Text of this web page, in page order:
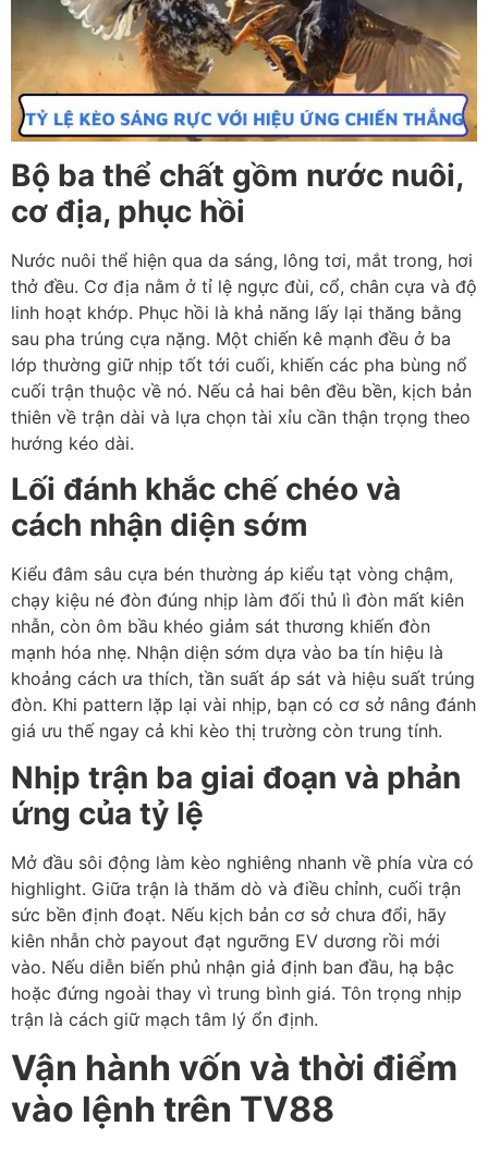
Bộ ba thể chất gồm nước nuôi,
cơ địa, phục hồi
Nước nuôi thể hiện qua da sáng, lông tơi, mắt trong, hơi
thở đều. Cơ địa nằm ở tỉ lệ ngực đùi, cổ, chân cựa và độ
linh hoạt khớp. Phục hồi là khả năng lấy lại thăng bằng
sau pha trúng cựa nặng. Một chiến kê mạnh đều ở ba
lớp thường giữ nhịp tốt tới cuối, khiến các pha bùng nổ
cuối trận thuộc về nó. Nếu cả hai bên đều bền, kịch bản
thiên về trận dài và lựa chọn tài xỉu cần thận trọng theo
hướng kéo dài.
Lối đánh khắc chế chéo và
cách nhận diện sớm
Kiểu đâm sâu cựa bén thường áp kiểu tạt vòng chậm,
chạy kiệu né đòn đúng nhịp làm đối thủ lì đòn mất kiên
nhẫn, còn ôm bầu khéo giảm sát thương khiến đòn
mạnh hóa nhẹ. Nhận diện sớm dựa vào ba tín hiệu là
khoảng cách ưa thích, tần suất áp sát và hiệu suất trúng
đòn. Khi pattern lặp lại vài nhịp, bạn có cơ sở nâng đánh
giá ưu thế ngay cả khi kèo thị trường còn trung tính.
Nhịp trận ba giai đoạn và phản
ứng của tỷ lệ
Mở đầu sôi động làm kèo nghiêng nhanh về phía vừa có
highlight. Giữa trận là thăm dò và điều chỉnh, cuối trận
sức bền định đoạt. Nếu kịch bản cơ sở chưa đổi, hãy
kiên nhẫn chờ payout đạt ngưỡng EV dương rồi mới
vào. Nếu diễn biến phủ nhận giả định ban đầu, hạ bậc
hoặc đứng ngoài thay vì trung bình giá. Tôn trọng nhịp
trận là cách giữ mạch tâm lý ổn định.
Vận hành vốn và thời điểm
vào lệnh trên TV88